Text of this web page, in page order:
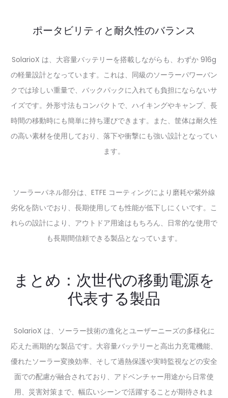
ポータビリティと耐久性のバランス
SolarioX は、大容量バッテリーを搭載しながらも、わずか 916g
の軽量設計となっています。これは、同級のソーラーパワーバン
クでは珍しい重量で、バックパックに入れても負担にならないサ
イズです。外形寸法もコンパクトで、ハイキングやキャンプ、長
時間の移動時にも簡単に持ち運びできます。また、筐体は耐久性
の高い素材を使用しており、落下や衝撃にも強い設計となってい
ます。
ソーラーパネル部分は、ETFE コーティングにより磨耗や紫外線
劣化を防いでおり、長期使用しても性能が低下しにくいです。こ
れらの設計により、アウトドア用途はもちろん、日常的な使用で
も長期間信頼できる製品となっています。
まとめ：次世代の移動電源を
代表する製品
SolarioX は、ソーラー技術の進化とユーザーニーズの多様化に
応えた画期的な製品です。大容量バッテリーと高出力充電機能、
優れたソーラー変換効率、そして過熱保護や実時監視などの安全
面での配慮が融合されており、アドベンチャー用途から日常使
用、災害対策まで、幅広いシーンで活躍することが期待されま